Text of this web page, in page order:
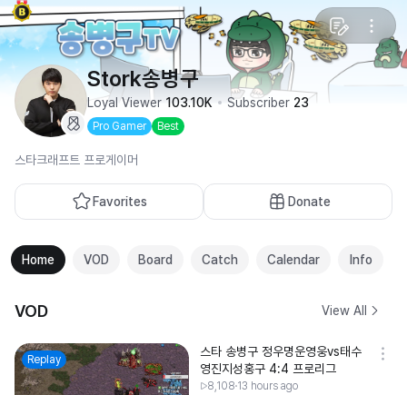
Stork송병구
Loyal Viewer 103.10K Subscriber 23
Pro Gamer Best
스타크래프트 프로게이머
Favorites Donate
Home VOD Board Catch Calendar Info
VOD View All
Replay
스타 송병구 정우명운영웅vs태수
영진지성홍구 4:4 프로리그
8,108 13 hours ago